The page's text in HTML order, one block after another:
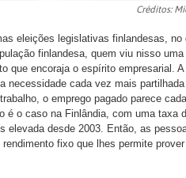
Créditos:
eleições legislativas finlandesas,
finlandesa, quem viu nisso
que encoraja o espírito empresarial.
necessidade cada vez mais
o emprego pagado parece
é o caso na Finlândia, com uma taxa
elevada desde 2003. Então, as
fixo que lhes permite